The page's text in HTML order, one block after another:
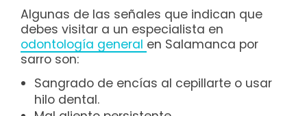
Algunas de las señales que indican que
debes visitar a un especialista en
odontología general en Salamanca por
sarro son:
Sangrado de encías al cepillarte o usar
hilo dental.